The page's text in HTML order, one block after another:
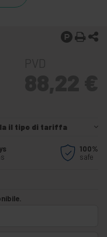
il tipo di tariffa
100%
safe